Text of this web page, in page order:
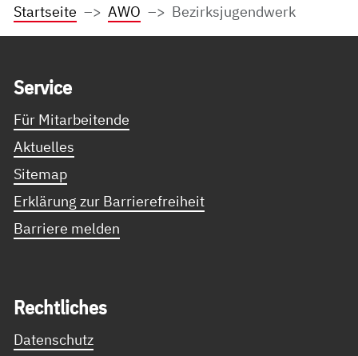
Startseite
AWO Bezirksjugendwerk
Ser­vice
Für Mitarbeitende
Aktuelles
Sitemap
Erklärung zur Barrierefreiheit
Barriere melden
Recht­li­ches
Datenschutz